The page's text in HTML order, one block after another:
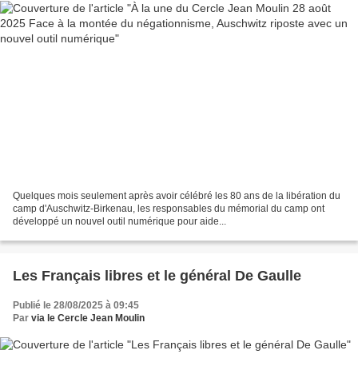
Quelques mois seulement après avoir célébré les 80 ans de la libération du
camp d'Auschwitz-Birkenau, les responsables du mémorial du camp ont
développé un nouvel outil numérique pour aide...
Les Français libres et le général De Gaulle
Publié le 28/08/2025 à 09:45
Par via le Cercle Jean Moulin